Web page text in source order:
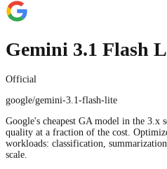
Gemini 3.1 Flash
Official
google/gemini-3.1-flash-lite
Google's cheapest GA model in the 3.x
quality at a fraction of the cost.
workloads: classification,
scale.